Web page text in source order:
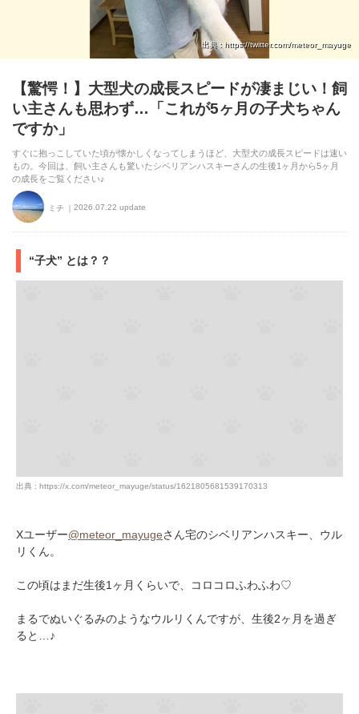
出典 : https://twitter.com/meteor_mayuge
【驚愕！】大型犬の成長スピードが凄まじい！飼
い主さんも思わず…「これが5ヶ月の子犬ちゃん
ですか」
すぐに抱っこしていた頃が懐かしくなってしまうほど、大型犬の成長スピードは速い
もの。今回は、飼い主さんも驚いたシベリアンハスキーさんの生後1ヶ月から5ヶ月
の成長をご覧ください♪
ミチ 2026.07.22 update
“子犬” とは？？
出典 : https://x.com/meteor_mayuge/status/1621805681539170313
Xユーザー@meteor_mayugeさん宅のシベリアンハスキー、ウル
リくん。
この頃はまだ生後1ヶ月くらいで、コロコロふわふわ♡
まるでぬいぐるみのようなウルリくんですが、生後2ヶ月を過ぎ
ると…♪